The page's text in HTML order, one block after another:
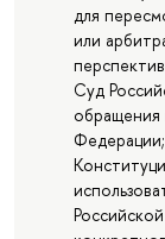
для
или
Суд
обращения